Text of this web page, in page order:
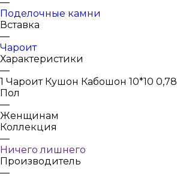
Поделочные камни
Вставка
—
Чароит
Характеристики
—
1 Чароит Кушон Кабошон 10*10 0,78
Пол
—
Женщинам
Коллекция
—
Ничего лишнего
Производитель
—